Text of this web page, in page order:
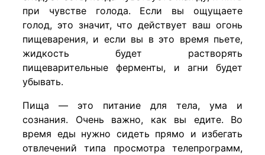
при чувстве голода. Если вы ощущаете
голод, это значит, что действует ваш огонь
пищеварения, и если вы в это время пьете,
жидкость будет растворять
пищеварительные ферменты, и агни будет
убывать.
Пища — это питание для тела, ума и
сознания. Очень важно, как вы едите. Во
время еды нужно сидеть прямо и избегать
отвлечений типа просмотра телепрограмм,